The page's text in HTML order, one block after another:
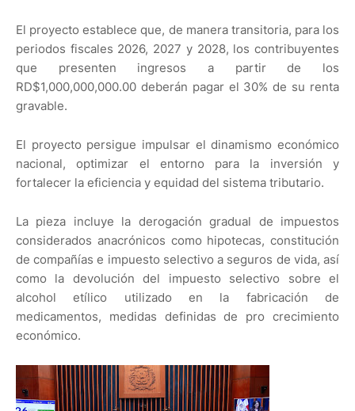
El proyecto establece que, de manera transitoria, para los
periodos fiscales 2026, 2027 y 2028, los contribuyentes
que presenten ingresos a partir de los
RD$1,000,000,000.00 deberán pagar el 30% de su renta
gravable.
El proyecto persigue impulsar el dinamismo económico
nacional, optimizar el entorno para la inversión y
fortalecer la eficiencia y equidad del sistema tributario.
La pieza incluye la derogación gradual de impuestos
considerados anacrónicos como hipotecas, constitución
de compañías e impuesto selectivo a seguros de vida, así
como la devolución del impuesto selectivo sobre el
alcohol etílico utilizado en la fabricación de
medicamentos, medidas definidas de pro crecimiento
económico.